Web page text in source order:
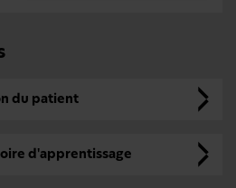
du patient
d'apprentissage